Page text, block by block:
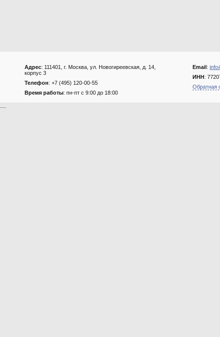
Адрес: 111401, г. Москва, ул. Новогиреевская, д. 14,
корпус 3
Телефон: +7 (495) 120-00-55
Время работы: пн-пт с 9:00 до 18:00
Email:
ИНН:
Обратная
....